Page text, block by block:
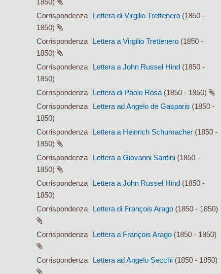
1850)
Corrispondenza
Lettera di Virgilio Trettenero (1850 -
1850)
Corrispondenza
Lettera a Virgilio Trettenero (1850 -
1850)
Corrispondenza
Lettera a John Russel Hind (1850 -
1850)
Corrispondenza
Lettera di Paolo Rosa (1850 - 1850)
Corrispondenza
Lettera ad Angelo de Gasparis (1850 -
1850)
Corrispondenza
Lettera a Heinrich Schumacher (1850 -
1850)
Corrispondenza
Lettera a Giovanni Santini (1850 -
1850)
Corrispondenza
Lettera a John Russel Hind (1850 -
1850)
Corrispondenza
Lettera di François Arago (1850 - 1850)
Corrispondenza Lettera a François Arago (1850 - 1850)
Corrispondenza Lettera ad Angelo Secchi (1850 - 1850)